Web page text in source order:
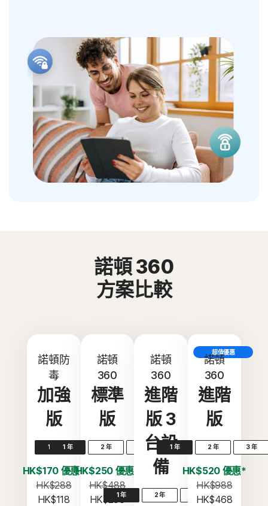
諾頓 360
方案比較
諾頓防
毒
加強
版
1 年
HK$170 優惠*
HK$288
HK$118
諾頓
360
標準
版
1 年 2 年 3 年
HK$250 優惠*
HK$488
HK$238
諾頓
360
進階
版 3
台設
備
1 年 2 年 3 年
超值優惠
諾頓
360
進階
版
1 年 2 年 3 年
HK$520 優惠*
HK$988
HK$468